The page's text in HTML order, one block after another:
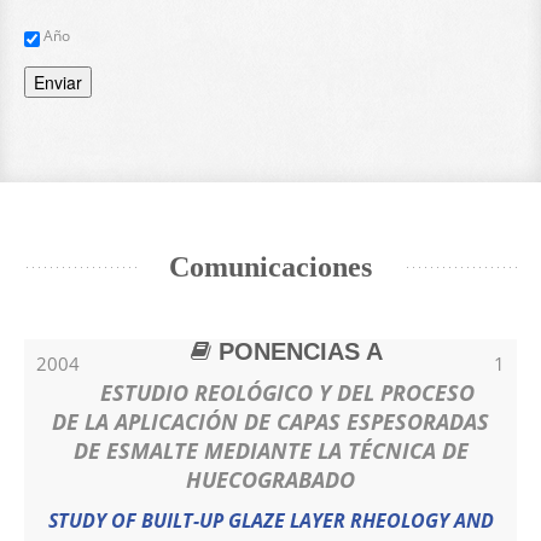
Año
Enviar
Comunicaciones
2004 1
PONENCIAS A
ESTUDIO REOLÓGICO Y DEL PROCESO
DE LA APLICACIÓN DE CAPAS ESPESORADAS
DE ESMALTE MEDIANTE LA TÉCNICA DE
HUECOGRABADO
STUDY OF BUILT-UP GLAZE LAYER RHEOLOGY AND